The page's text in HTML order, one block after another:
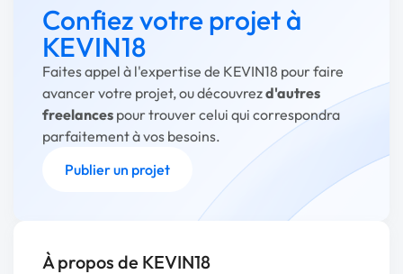
Confiez votre projet à
KEVIN18
Faites appel à l'expertise de KEVIN18 pour faire
avancer votre projet, ou découvrezd'autres
freelances pour trouver celui qui correspondra
parfaitement à vos besoins.
Publier un projet
À propos de KEVIN18